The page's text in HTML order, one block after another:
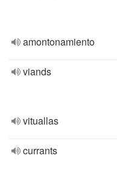
amontonamiento
viands
vituallas
currants